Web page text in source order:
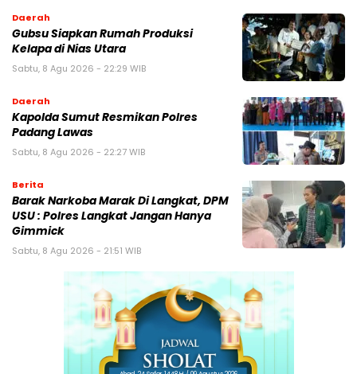
Daerah
Gubsu Siapkan Rumah Produksi
Kelapa di Nias Utara
Sabtu, 8 Agu 2026 - 22:29 WIB
Daerah
Kapolda Sumut Resmikan Polres
Padang Lawas
Sabtu, 8 Agu 2026 - 22:27 WIB
Berita
Barak Narkoba Marak Di Langkat, DPM
USU : Polres Langkat Jangan Hanya
Gimmick
Sabtu, 8 Agu 2026 - 21:51 WIB